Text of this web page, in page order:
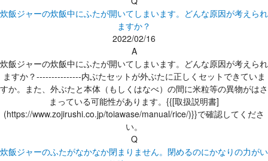
炊飯ジャーの炊飯中にふたが開いてしまいます。どんな原因が考えられ
ますか？
2022/02/16
A
炊飯ジャーの炊飯中にふたが開いてしまいます。どんな原因が考えられ
ますか？---------------内ぶたセットが外ぶたに正しくセットできていま
すか。また、外ぶたと本体（もしくはなべ）の間に米粒等の異物がはさ
まっている可能性があります。{{[取扱説明書]
(https://www.zojirushi.co.jp/toiawase/manual/rice/)}}で確認してくださ
い。
Q
炊飯ジャーのふたがなかなか閉まりません。閉めるのにかなりの力がい